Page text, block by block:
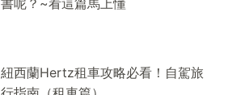
紐西蘭Hertz租車攻略必看！自駕旅